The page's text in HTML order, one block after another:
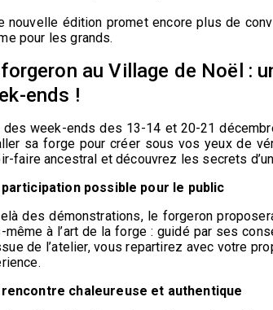
nouvelle édition promet encore plus de
pour les grands.
forgeron au Village de Noël :
ends !
des week-ends des 13-14 et 20-21
sa forge pour créer sous vos yeux de
faire ancestral et découvrez les secrets
participation possible pour le public
des démonstrations, le forgeron
même à l’art de la forge : guidé par ses
de l’atelier, vous repartirez avec votre
rencontre chaleureuse et authentique